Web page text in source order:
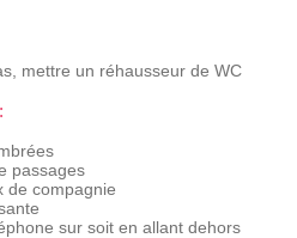
mettre un réhausseur de WC
passages
de compagnie
sur soit en allant dehors